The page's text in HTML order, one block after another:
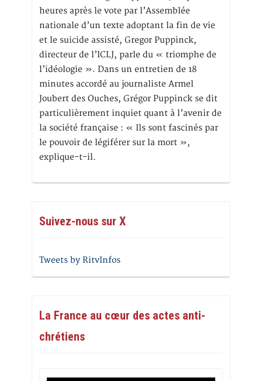
heures après le vote par l’Assemblée
nationale d’un texte adoptant la fin de vie
et le suicide assisté, Gregor Puppinck,
directeur de l’ICLJ, parle du « triomphe de
l’idéologie ». Dans un entretien de 18
minutes accordé au journaliste Armel
Joubert des Ouches, Grégor Puppinck se dit
particulièrement inquiet quant à l’avenir de
la société française : « Ils sont fascinés par
le pouvoir de légiférer sur la mort »,
explique-t-il.
Suivez-nous sur X
Tweets by RitvInfos
La France au cœur des actes anti-
chrétiens